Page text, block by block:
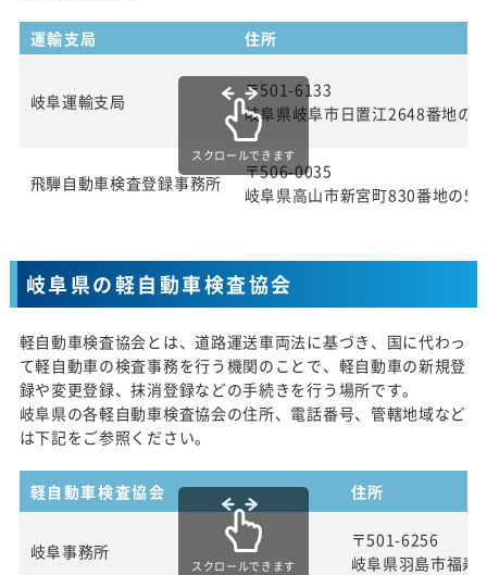
運輸支局 住所
岐阜運輸支局
〒501-6133
岐阜県岐阜市日置江2648番地の1
飛騨自動車検査登録事務所
〒506-0035
岐阜県高山市新宮町830番地の5
スクロールできます
岐阜県の軽自動車検査協会
軽自動車検査協会とは、道路運送車両法に基づき、国に代わっ
て軽自動車の検査事務を行う機関のことで、軽自動車の新規登
録や変更登録、抹消登録などの手続きを行う場所です。
岐阜県の各軽自動車検査協会の住所、電話番号、管轄地域など
は下記をご参照ください。
軽自動車検査協会 住所
岐阜事務所
〒501-6256
岐阜県羽島市福寿
スクロールできます